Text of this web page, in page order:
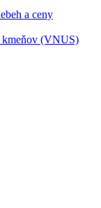
a ceny
kmeňov (VNUS)